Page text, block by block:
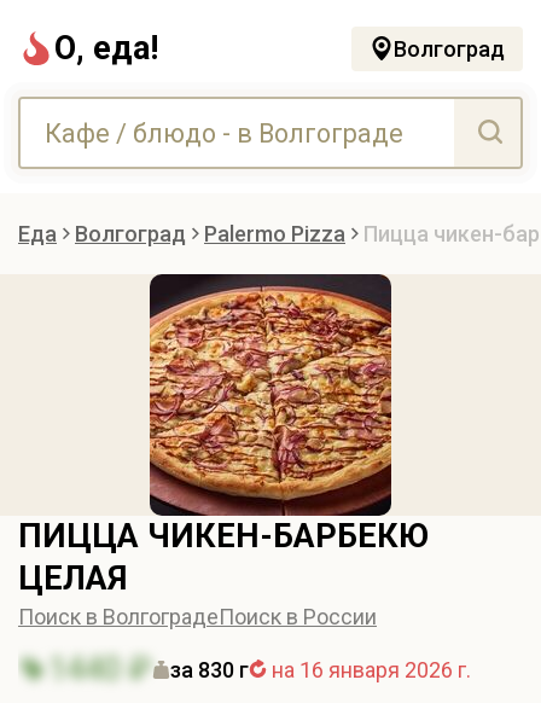
О, еда! Волгоград
Еда Волгоград Palermo Pizza Пицца чикен-
ПИЦЦА ЧИКЕН-БАРБЕКЮ
ЦЕЛАЯ
Поиск в ВолгоградеПоиск в России
1440 ₽ за 830 г на 16 января 2026 г.